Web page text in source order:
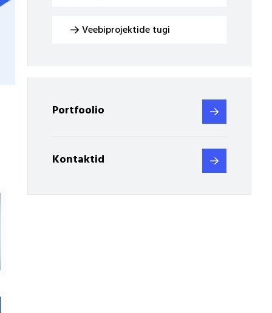
Veebiprojektide tugi
Portfoolio
Kontaktid